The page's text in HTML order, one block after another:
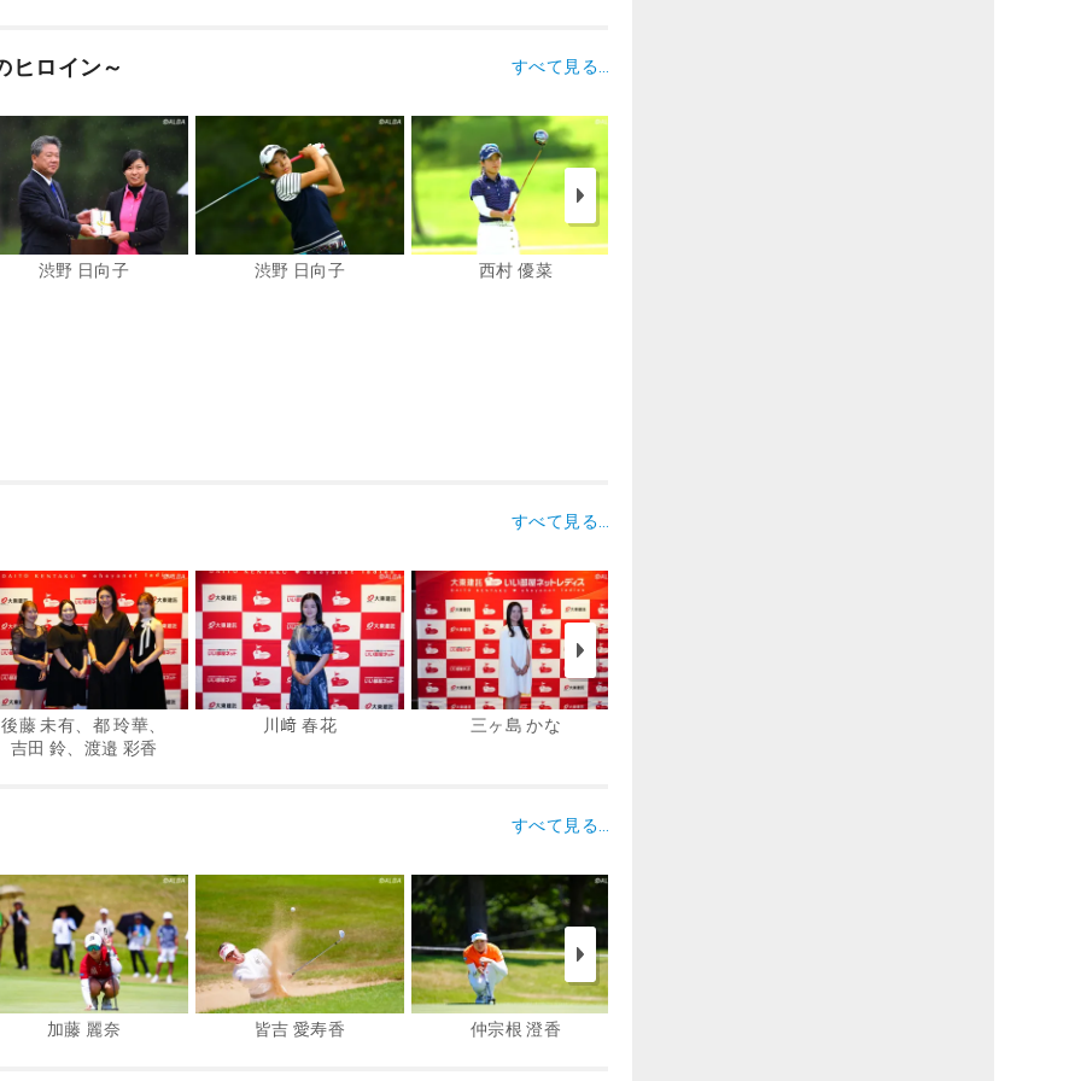
ヒロイン～ すべて見る…
渋野 日向子 渋野 日向子 西村 優菜
すべて見る…
後藤 未有、都 玲華、
吉田 鈴、渡邉 彩香
川﨑 春花 三ヶ島 かな
すべて見る…
加藤 麗奈 皆吉 愛寿香 仲宗根 澄香